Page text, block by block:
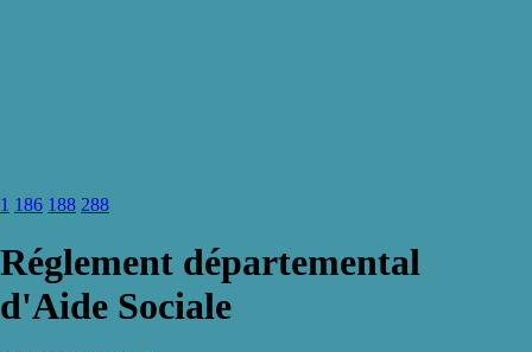
1 186 188 288
Réglement départemental
d'Aide Sociale